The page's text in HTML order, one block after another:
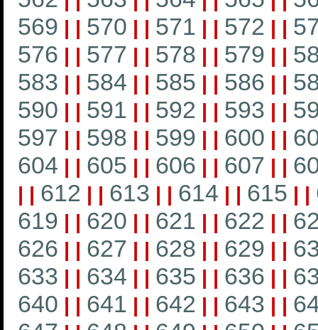
569 | | 570 | | 571 | | 572 | |
576 | | 577 | | 578 | | 579 | |
583 | | 584 | | 585 | | 586 | |
590 | | 591 | | 592 | | 593 | |
597 | | 598 | | 599 | | 600 | |
604 | | 605 | | 606 | | 607 | |
| | 612 | | 613 | | 614 | | 615 | |
619 | | 620 | | 621 | | 622 | |
626 | | 627 | | 628 | | 629 | |
633 | | 634 | | 635 | | 636 | |
640 | | 641 | | 642 | | 643 | |